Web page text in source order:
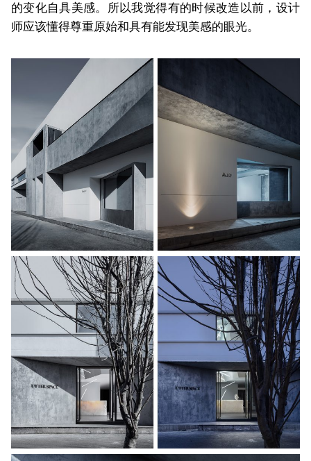
的变化自具美感。所以我觉得有的时候改造以前，设计
师应该懂得尊重原始和具有能发现美感的眼光。